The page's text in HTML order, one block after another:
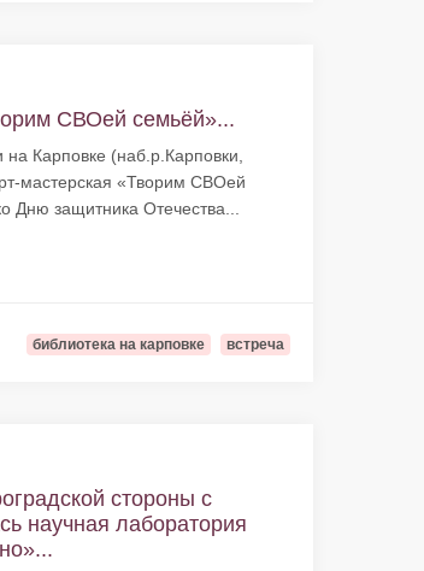
СВОей семьёй»...
Карповке (наб.р.Карповки,
мастерская «Творим СВОей
Дню защитника Отечества...
библиотека на карповке встреча
стороны с
научная лаборатория